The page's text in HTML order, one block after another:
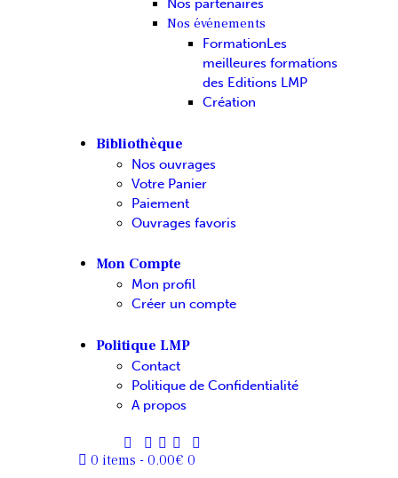
Nos partenaires
Nos événements
FormationLes
meilleures formations
des Editions LMP
Création
Bibliothèque
Nos ouvrages
Votre Panier
Paiement
Ouvrages favoris
Mon Compte
Mon profil
Créer un compte
Politique LMP
Contact
Politique de Confidentialité
A propos
0 items - 0.00€ 0